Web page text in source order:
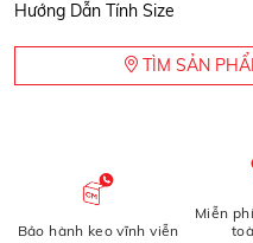
Hướng Dẫn Tính Size
TÌM SẢN
Bảo hành keo vĩnh viễn
Miễn